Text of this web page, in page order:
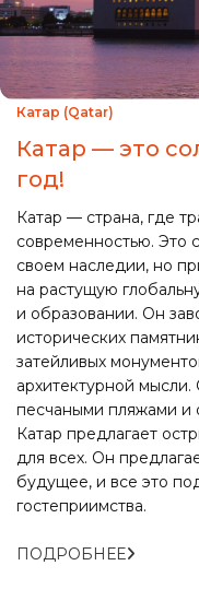
Катар (Qatar)
Катар — это
год!
Катар — страна, где
современностью. Это
своем наследии, но
на растущую
и образовании. Он
исторических
затейливых
архитектурной
песчаными пляжами и
Катар предлагает
для всех. Он
будущее, и все это
гостеприимства.
ПОДРОБНЕЕ